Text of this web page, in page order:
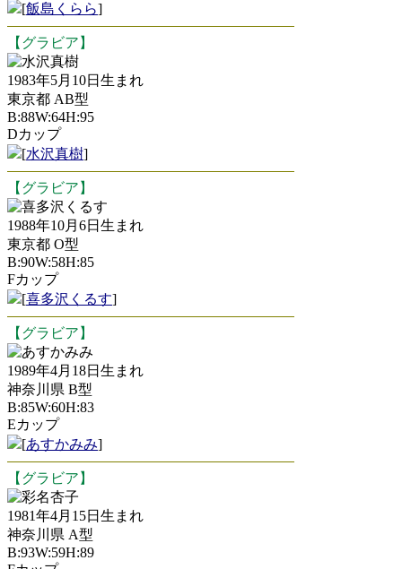
[飯島くらら]
【グラビア】
水沢真樹
1983年5月10日生まれ
東京都 AB型
B:88W:64H:95
Dカップ
[水沢真樹]
【グラビア】
喜多沢くるす
1988年10月6日生まれ
東京都 O型
B:90W:58H:85
Fカップ
[喜多沢くるす]
【グラビア】
あすかみみ
1989年4月18日生まれ
神奈川県 B型
B:85W:60H:83
Eカップ
[あすかみみ]
【グラビア】
彩名杏子
1981年4月15日生まれ
神奈川県 A型
B:93W:59H:89